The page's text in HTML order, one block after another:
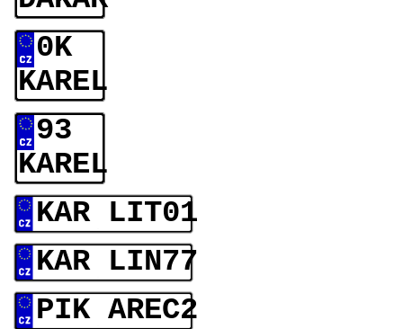
0K
KAREL
93
KAREL
KAR LIT01
KAR LIN77
PIK AREC2